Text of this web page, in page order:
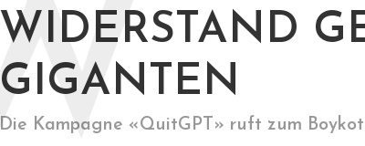
WIDERSTAND
GIGANTEN
Die Kampagne «QuitGPT» ruft zum